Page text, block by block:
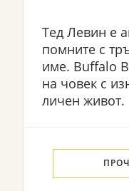
Тед Левин е
помните с
име. Buffalo
на човек с
личен живот.